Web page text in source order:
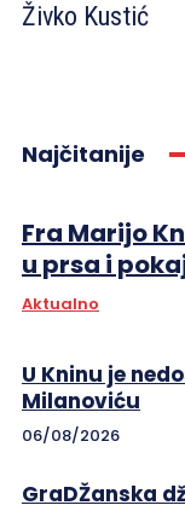
Živko Kustić
Najčitanije
Fra Marijo
u prsa i
Aktualno
U Kninu je
Milanoviću
06/08/2026
GraDŽanska